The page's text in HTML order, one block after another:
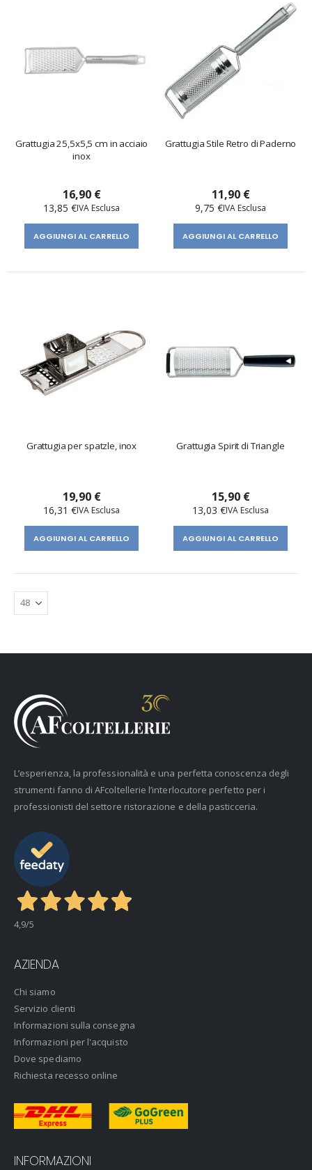
Grattugia 25,5x5,5 cm in acciaio
inox
16,90 €
13,85 €
AGGIUNGI AL CARRELLO
Grattugia Stile Retro di Paderno
11,90 €
9,75 €
AGGIUNGI AL CARRELLO
Grattugia per spatzle, inox
19,90 €
16,31 €
AGGIUNGI AL CARRELLO
Grattugia Spirit di Triangle
15,90 €
13,03 €
AGGIUNGI AL CARRELLO
L’esperienza, la professionalità e una perfetta conoscenza degli
strumenti fanno di AFcoltellerie l’interlocutore perfetto per i
professionisti del settore ristorazione e della pasticceria.
4,9/5
AZIENDA
Chi siamo
Servizio clienti
Informazioni sulla consegna
Informazioni per l'acquisto
Dove spediamo
Richiesta recesso online
INFORMAZIONI